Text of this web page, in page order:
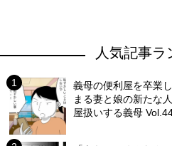
人気記事ラ
義母の便利屋を卒業
まる妻と娘の新たな
屋扱いする義母 Vol.44